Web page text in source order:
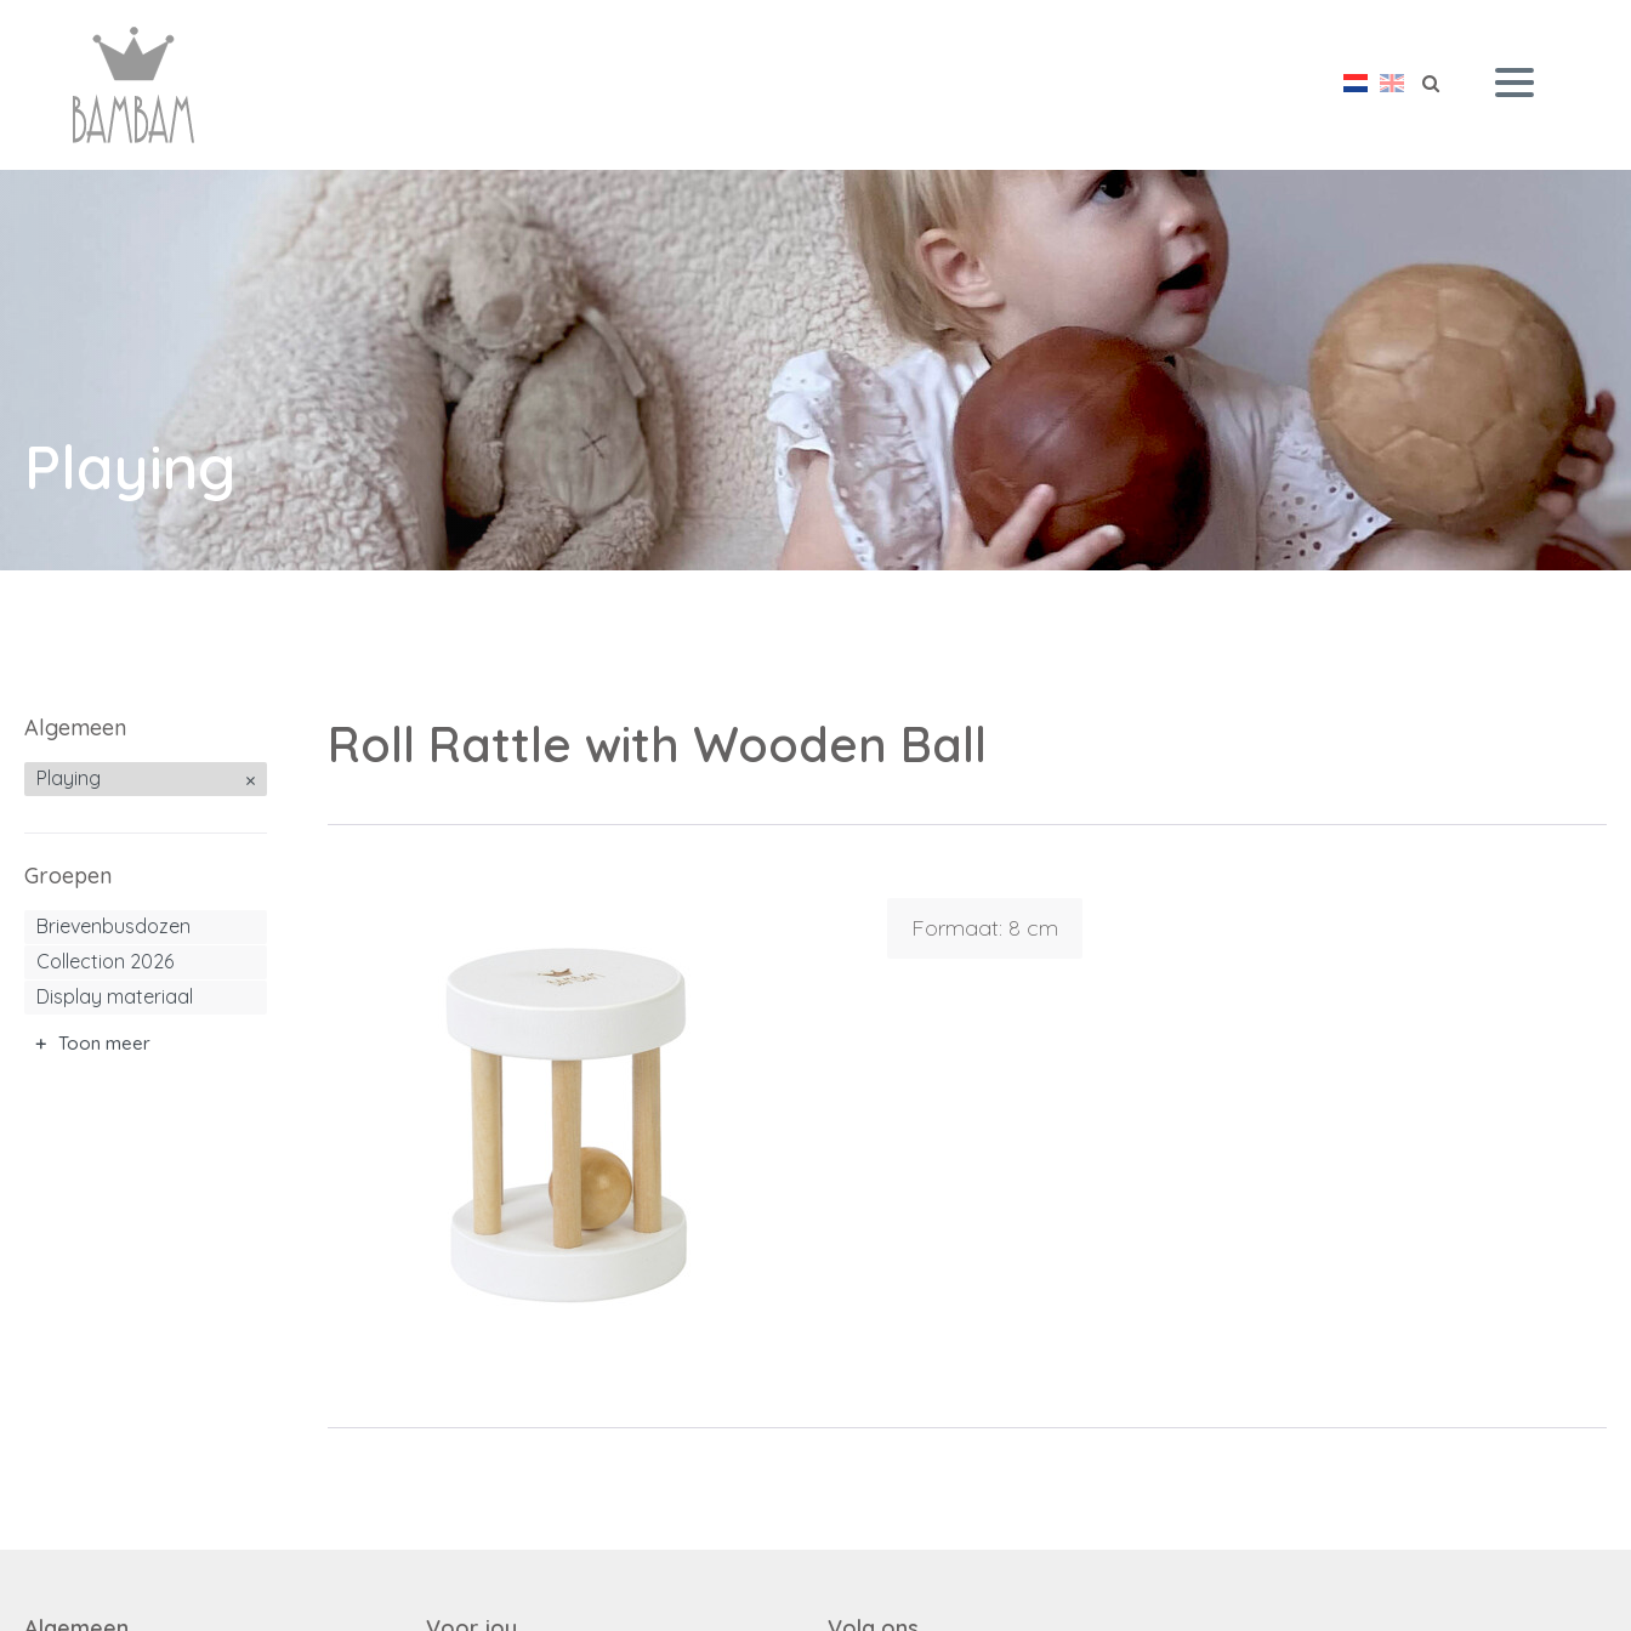
Inloggen
Wachtwoord
Inloggen
Login aanvragen
Wachtwoord vergeten
Playing
Algemeen
Playing
Groepen
Brievenbusdozen
Collection 2026
Display materiaal
Toon meer
Roll Rattle with Wooden Ball
Formaat: 8 cm